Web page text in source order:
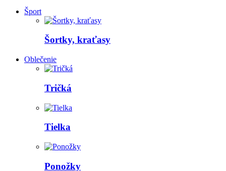
Šport
Šortky, kraťasy
Oblečenie
Tričká
Tielka
Ponožky